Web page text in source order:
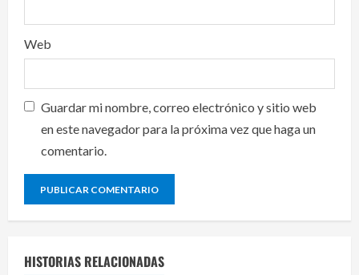
Web
Guardar mi nombre, correo electrónico y sitio web
en este navegador para la próxima vez que haga un
comentario.
HISTORIAS RELACIONADAS